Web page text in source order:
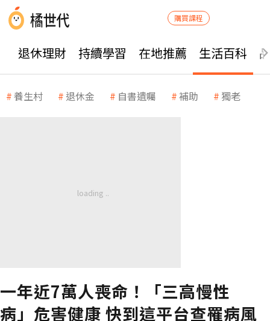
購買課程
退休理財 持續學習 在地推薦 生活百科
養生村 退休金 自書遺囑 補助 獨老
一年近7萬人喪命！「三高慢性
病」危害健康 快到這平台查罹病風